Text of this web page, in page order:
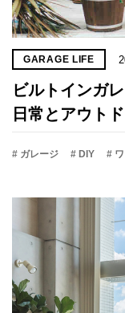
GARAGE LIFE
ビルトインガ
日常とアウト
# ガレージ # DIY #